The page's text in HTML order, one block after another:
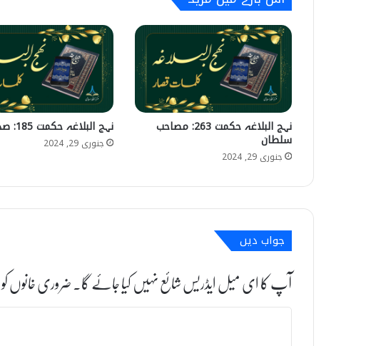
نہج البلاغہ حکمت 263: مصاحب
سلطان
جنوری 29, 2024
نہج البلاغہ حکمت 185: صدق بیانی
جنوری 29, 2024
جواب دیں
آپ کا ای میل ایڈریس شائع نہیں کیا جائے گا۔ضروری خانوں کو
ت